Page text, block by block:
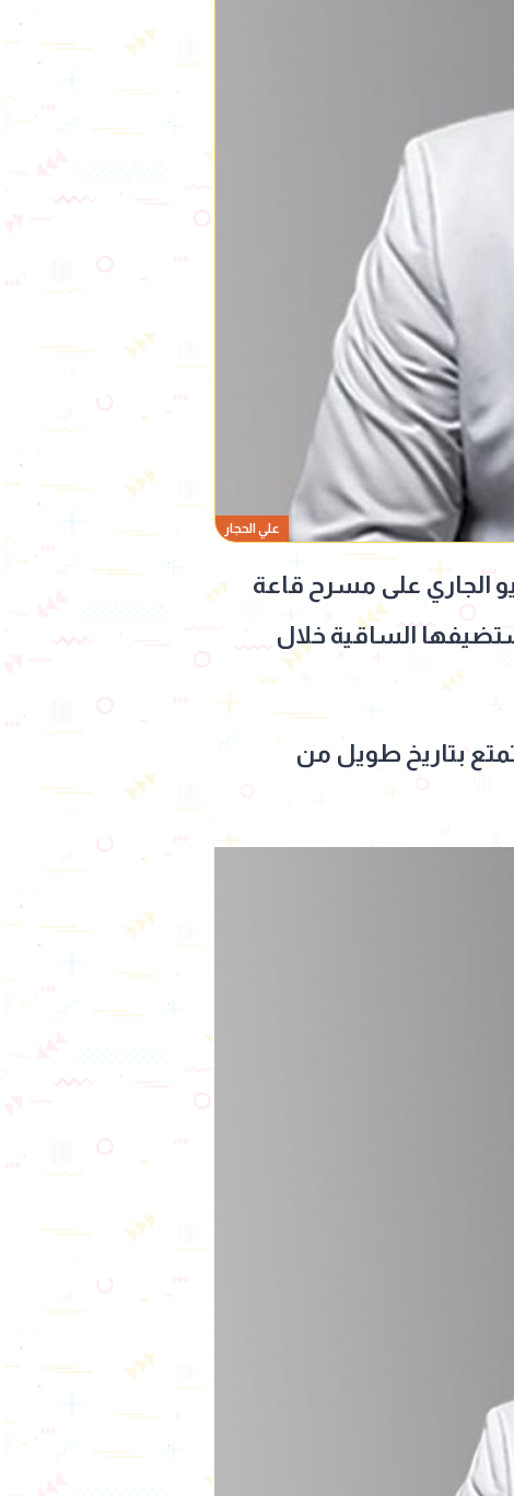
علي الحجار
غنائي جديد يوم الأربعاء 29 يوليو الجاري على مسرح قاعة
الساقية خلال
بتاريخ طويل من